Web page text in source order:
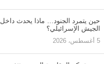
حين يتمرد الجنود… ماذا يحدث داخل
الجيش الإسرائيلي؟
5 أغسطس، 2026